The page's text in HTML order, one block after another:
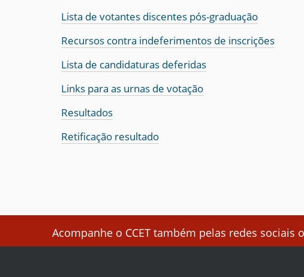
Lista de votantes discentes pós-graduação
Recursos contra indeferimentos de inscrições
Lista de candidaturas deferidas
Links para as urnas de votação
Resultados
Retificação resultado
Acompanhe o CCET também pelas redes sociais